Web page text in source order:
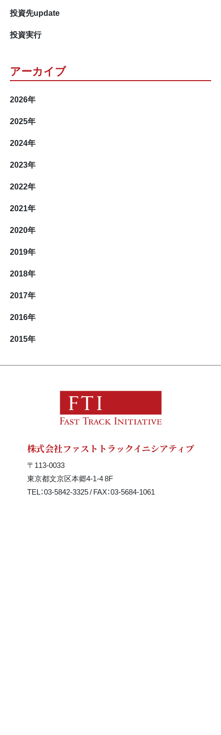
投資先update
投資実行
アーカイブ
2026年
2025年
2024年
2023年
2022年
2021年
2020年
2019年
2018年
2017年
2016年
2015年
株式会社ファストトラックイニシアティブ
〒113-0033
東京都文京区本郷4-1-4 8F
TEL：03-5842-3325 / FAX：03-5684-1061